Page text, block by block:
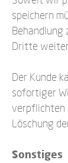
speichern
Behandlung
Dritte
Der Kunde
sofortiger
verpflichten
Löschung
Sonstiges